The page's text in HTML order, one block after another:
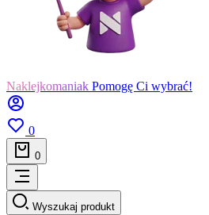
Naklejkomaniak Pomogę Ci wybrać!
0
0
Wyszukaj produkt